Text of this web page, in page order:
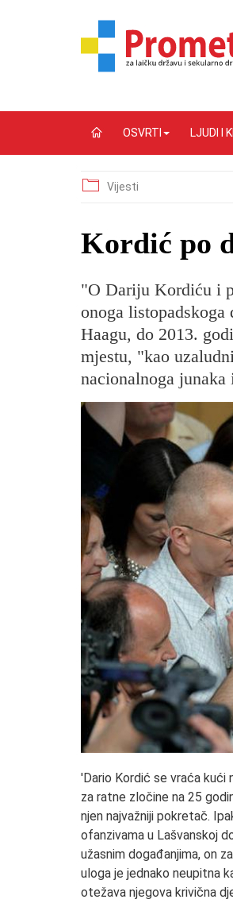
OSVRTI LJUDI I
Vijesti
Kordić po
"O Dariju Kordiću i
onoga listopadskoga
Haagu, do 2013.
mjestu, "kao
nacionalnoga
'Dario Kordić se vraća kući
za ratne zločine na 25
njen najvažniji pokretač.
ofanzivama u Lašvanskoj
užasnim događanjima, on
uloga je jednako neupitna
otežava njegova krivična